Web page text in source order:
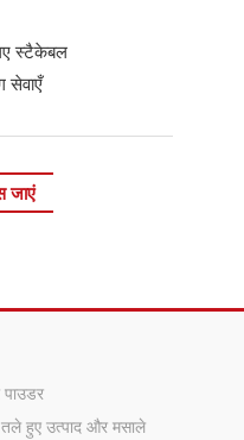
स्टैकेबल
सेवाएँ
जाएं
तले हुए उत्पाद और मसाले